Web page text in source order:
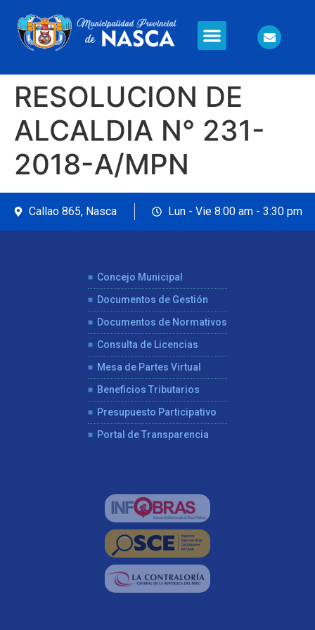
RESOLUCION DE
ALCALDIA N° 231-
2018-A/MPN
Callao 865, Nasca Lun - Vie 8:00 am - 3:30 pm
Concejo Municipal
Documentos de Gestión
Documentos de Normativos
Consulta de Licencias
Mesa de Partes Virtual
Beneficios Tributarios
Presupuesto Participativo
Portal de Transparencia